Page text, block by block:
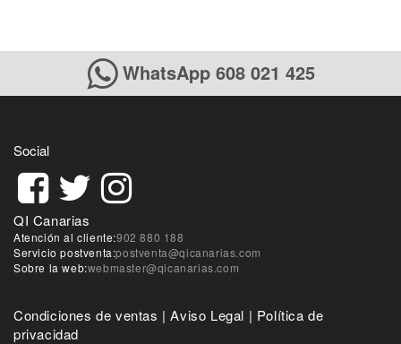
WhatsApp 608 021 425
Social
QI Canarias
Atención al cliente:902 880 188
Servicio postventa:postventa@qicanarias.com
Sobre la web:webmaster@qicanarias.com
Condiciones de ventas |Aviso Legal | Política de
privacidad